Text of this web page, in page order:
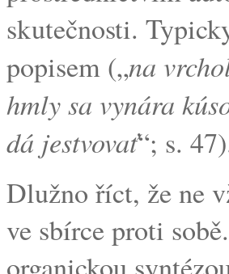
skutečnosti.
popisem („na
hmly sa vynára
dá jestvovať“; s.
Dlužno říct, že ne
ve sbírce proti